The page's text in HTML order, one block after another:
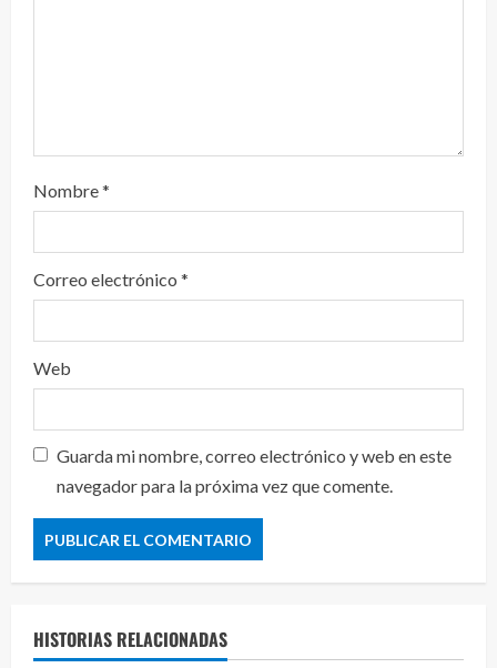
Nombre*
Correo electrónico *
Web
Guarda mi nombre, correo electrónico y web en este
navegador para la próxima vez que comente.
HISTORIAS RELACIONADAS